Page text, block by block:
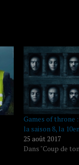
Games of throne
la saison 8, la
25 août 2017
Dans "Coup de